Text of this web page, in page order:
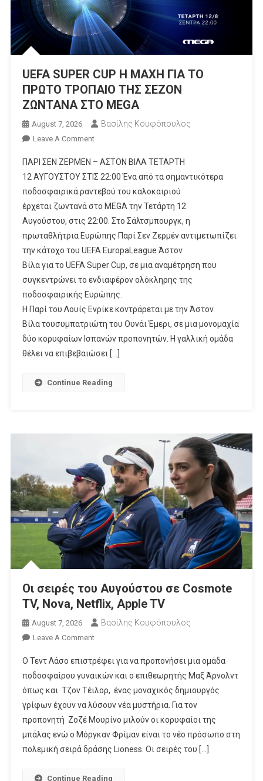
UEFA SUPER CUP Η ΜΑΧΗ ΓΙΑ ΤΟ
ΠΡΩΤΟ ΤΡΟΠΑΙΟ ΤΗΣ ΣΕΖΟΝ
ΖΩΝΤΑΝΑ ΣΤΟ MEGA
August 7, 2026 Βασίλης Κουφόπουλος
Leave A CommentOn
Η
ΜΑΧΗ
ΓΙΑ ΤΟ
ΠΡΩΤΟ ΤΡΟΠΑΙΟ ΤΗΣ
ΣΕΖΟΝ
ΖΩΝΤΑΝΑ ΣΤΟ MEGA
ΠΑΡΙ ΣΕΝ ΖΕΡΜΕΝ – ΑΣΤΟΝ ΒΙΛΑ ΤΕΤΑΡΤΗ
12 ΑΥΓΟΥΣΤΟΥ ΣΤΙΣ 22:00 Ένα από τα σημαντικότερα
ποδοσφαιρικά ραντεβού του καλοκαιριού
έρχεται ζωντανά στο MEGA την Τετάρτη 12
Αυγούστου, στις 22:00. Στο Σάλτσμπουργκ, η
πρωταθλήτρια Ευρώπης Παρί Σεν Ζερμέν αντιμετωπίζει
την κάτοχο του UEFA EuropaLeague Άστον
Βίλα για το UEFA Super Cup, σε μια αναμέτρηση που
συγκεντρώνει το ενδιαφέρον ολόκληρης της
ποδοσφαιρικής Ευρώπης.
Η Παρί του Λουίς Ενρίκε κοντράρεται με την Άστον
Βίλα τουσυμπατριώτη του Ουνάι Έμερι, σε μια μονομαχία
δύο κορυφαίων Ισπανών προπονητών. Η γαλλική ομάδα
θέλει να επιβεβαιώσει […]
Continue Reading
Οι σειρές του Αυγούστου σε Cosmote
TV, Nova, Netflix, Apple TV
August 7, 2026 Βασίλης Κουφόπουλος
Leave A CommentOn
Σειρές
Του
Αυγούστου
Σε
Cosmote
TV,
Nova,
Ο Τεντ Λάσο επιστρέφει για να προπονήσει μια ομάδα
ποδοσφαίρου γυναικών και ο επιθεωρητής Μαξ Άρνολντ
όπως και Τζον Τέιλορ, ένας μοναχικός δημιουργός
γρίφων έχουν να λύσουν νέα μυστήρια. Για τον
προπονητή Ζοζέ Μουρίνο μιλούν οι κορυφαίοι της
μπάλας ενώ ο Μόργκαν Φρίμαν είναι το νέο πρόσωπο στη
πολεμική σειρά δράσης Lioness. Οι σειρές του […]
Continue Reading